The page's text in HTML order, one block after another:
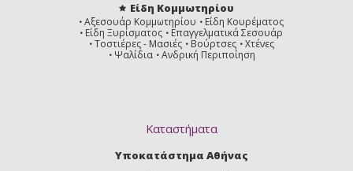
Είδη Κομμωτηρίου
Αξεσουάρ Κομμωτηρίου
Είδη Κουρέματος
Είδη Ξυρίσματος
Επαγγελματικά Σεσουάρ
Τοστιέρες - Μασιές
Βούρτσες
Χτένες
Ψαλίδια
Ανδρική Περιποίηση
Καταστήματα
Υποκατάστημα Αθήνας